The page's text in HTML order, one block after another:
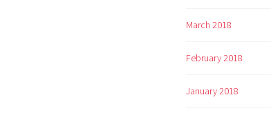
March 2018
February 2018
January 2018